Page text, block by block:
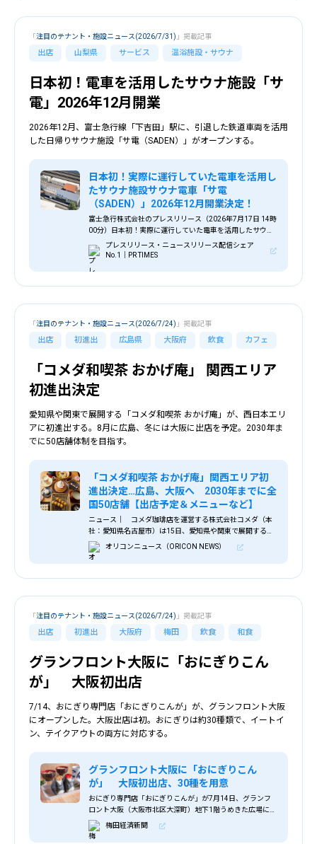
出店 山梨県 サービス 温浴施設・サウナ
「注目のテナント・施設ニュース(2026/7/31) 」掲載記事
日本初！電車を活用したサウナ施設「サ
電」2026年12月開業
2026年12月、富士急行線「下吉田」駅に、引退した鉄道車両を活用
した日帰りサウナ施設「サ電（SADEN）」がオープンする。
日本初！実際に運行していた電車を活用し
たサウナ施設サウナ電車「サ電
（SADEN）」2026年12月開業決定！
富士急行株式会社のプレスリリース（2026年7月17日 14時
00分）日本初！実際に運行していた電車を活用したサウナ
施設サウナ電車「サ電（SADEN）」2026年12月開業決
定！
プレスリリース・ニュースリリース配信シェア
No.1｜PR TIMES
出店 初進出 広島県 大阪府 飲食 カフェ
「注目のテナント・施設ニュース(2026/7/24) 」掲載記事
「コメダ和喫茶 おかげ庵」 関西エリア
初進出決定
愛知県や関東で展開する「コメダ和喫茶 おかげ庵」が、西日本エリ
アに初進出する。8月に広島、冬には大阪に出店を予定。2030年ま
でに50店舗体制を目指す。
「コメダ和喫茶 おかげ庵」関西エリア初
進出決定…広島、大阪へ 2030年までに全
国50店舗【出店予定＆メニューなど】
ニュース｜ コメダ珈琲店を運営する株式会社コメダ（本
社：愛知県名古屋市）は15日、愛知県や関東で展開する
「コメダ和喫茶 おかげ庵」を、西日本エリアに初進出させ
ると明らかにした。2026年8月に広島県、冬には大阪府に
出店を予定する。 「おかげ庵」は、1999年2月に名古屋
甘味・食事をゆっくりと楽しめる和喫茶（なごみきっさ）
オリコンニュース（ORICON NEWS）
出店 初進出 大阪府 梅田 飲食 和食
「注目のテナント・施設ニュース(2026/7/24) 」掲載記事
グランフロント大阪に「おにぎりこん
が」 大阪初出店
7/14、おにぎり専門店「おにぎりこんが」が、グランフロント大阪
にオープンした。大阪出店は初。おにぎりは約30種類で、イートイ
ン、テイクアウトの両方に対応する。
グランフロント大阪に「おにぎりこん
が」 大阪初出店、30種を用意
おにぎり専門店「おにぎりこんが」が7月14日、グランフ
ロント大阪（大阪市北区大深町）地下1階うめきた広場にオ
ープンする。
梅田経済新聞